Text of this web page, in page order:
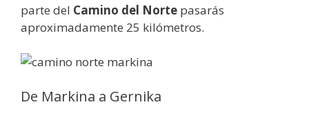
parte del Camino del Norte pasarás
aproximadamente 25 kilómetros.
De Markina a Gernika